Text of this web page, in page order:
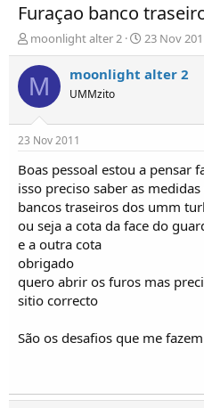
Furaçao banco
I
n
i
c
i
d
o
r
e
T
ó
p
i
c
o
s
moonlight alter 2
D
a
t
í
i
o
23 Nov
M moonlight alter 2
UMMzito
23 Nov 2011
Boas pessoal estou a pensar
isso preciso saber as
bancos traseiros dos umm
ou seja a cota da face do
e a outra cota
obrigado
quero abrir os furos mas
sitio correcto
São os desafios que me